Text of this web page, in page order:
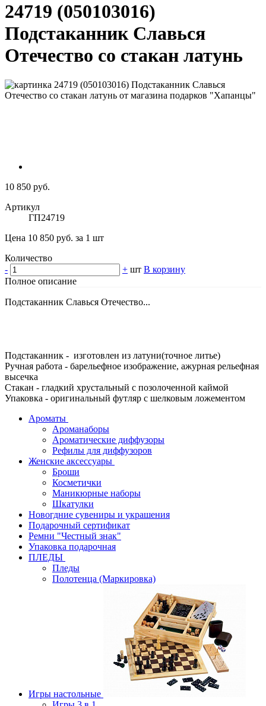
24719 (050103016)
Подстаканник Славься
Отечество со стакан латунь
10 850 руб.
Артикул
ГП24719
Цена 10 850 руб. за 1 шт
Количество
-
+ шт В корзину
Полное описание
Подстаканник Славься Отечество...
Подстаканник - изготовлен из латуни(точное литье)
Ручная работа - барельефное изображение, ажурная рельефная
высечка
Стакан - гладкий хрустальный с позолоченной каймой
Упаковка - оригинальный футляр с шелковым ложементом
Ароматы
Ароманаборы
Ароматические диффузоры
Рефилы для диффузоров
Женские аксессуары
Броши
Косметички
Маникюрные наборы
Шкатулки
Новогдние сувениры и украшения
Подарочный сертификат
Ремни "Честный знак"
Упаковка подарочная
ПЛЕДЫ
Пледы
Полотенца (Маркировка)
Игры настольные